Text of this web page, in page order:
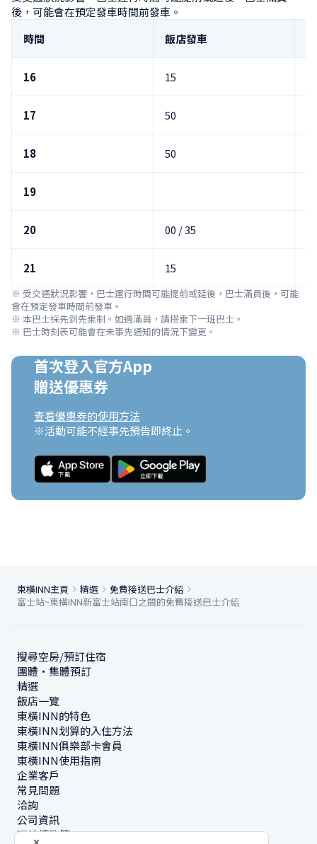
後，可能會在預定發車時間前發車。
時間
飯店發車
16 15
17 50
18 50
19
20 00 / 35
21 15
※ 受交通狀況影響，巴士運行時間可能提前或延後，巴士滿員後，可能
會在預定發車時間前發車。
※ 本巴士採先到先乘制。如遇滿員，請搭乘下一班巴士。
※ 巴士時刻表可能會在未事先通知的情況下變更。
首次登入官方App
贈送優惠券
查看優惠券的使用方法
※活動可能不經事先預告即終止。
東橫INN主頁 精選
免費接送巴士介紹
富士站~東橫INN新富士站南口之間的免費接送巴士介紹
搜尋空房/預訂住宿
團體・集體預訂
精選
飯店一覽
東橫INN的特色
東橫INN划算的入住方法
東橫INN俱樂部卡會員
東橫INN使用指南
企業客戶
常見問題
洽詢
公司資訊
可持續政策